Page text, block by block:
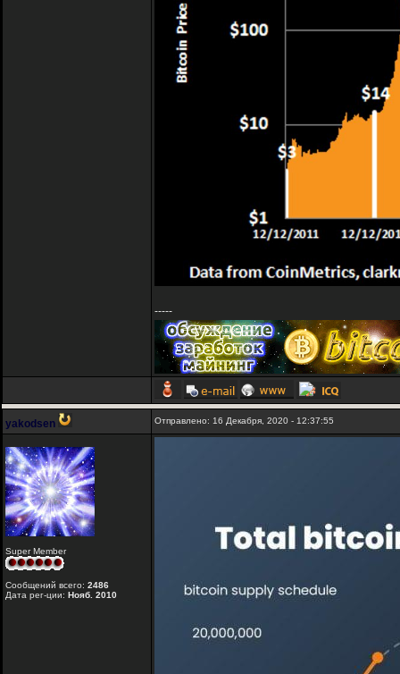
-----
yakodsen Отправлено: 16 Декабря, 2020 - 12:37:55
Super Member
Сообщений всего: 2486
Дата рег-ции: Нояб. 2010